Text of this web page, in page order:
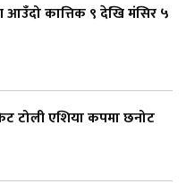
कात्तिक ९ देखि मंसिर ५
टोली एशिया कपमा छनोट